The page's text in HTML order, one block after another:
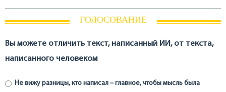
ГОЛОСОВАНИЕ
Вы можете отличить текст, написанный ИИ, от текста,
написанного человеком
Не вижу разницы, кто написал – главное, чтобы мысль была